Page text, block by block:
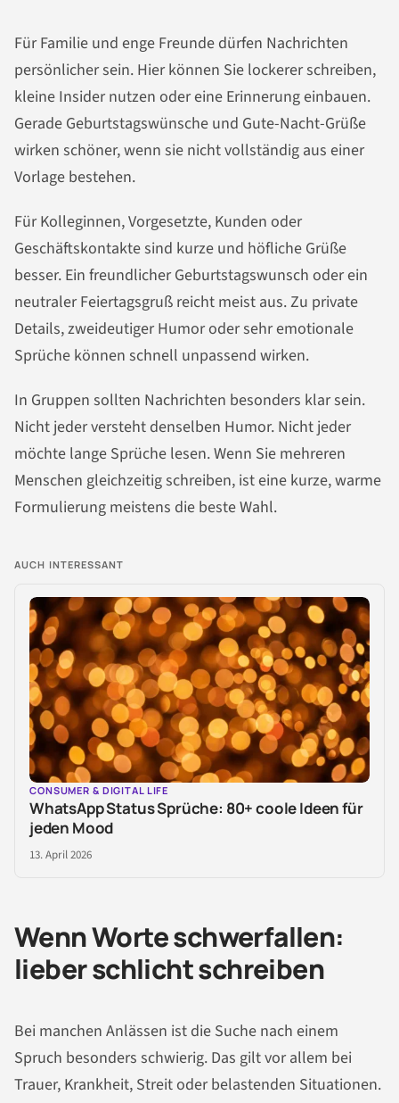
Für Familie und enge Freunde dürfen Nachrichten
persönlicher sein. Hier können Sie lockerer schreiben,
kleine Insider nutzen oder eine Erinnerung einbauen.
Gerade Geburtstagswünsche und Gute-Nacht-Grüße
wirken schöner, wenn sie nicht vollständig aus einer
Vorlage bestehen.
Für Kolleginnen, Vorgesetzte, Kunden oder
Geschäftskontakte sind kurze und höfliche Grüße
besser. Ein freundlicher Geburtstagswunsch oder ein
neutraler Feiertagsgruß reicht meist aus. Zu private
Details, zweideutiger Humor oder sehr emotionale
Sprüche können schnell unpassend wirken.
In Gruppen sollten Nachrichten besonders klar sein.
Nicht jeder versteht denselben Humor. Nicht jeder
möchte lange Sprüche lesen. Wenn Sie mehreren
Menschen gleichzeitig schreiben, ist eine kurze, warme
Formulierung meistens die beste Wahl.
AUCH INTERESSANT
CONSUMER & DIGITAL LIFE
WhatsApp Status Sprüche: 80+ coole Ideen für
jeden Mood
13. April 2026
Wenn Worte schwerfallen:
lieber schlicht schreiben
Bei manchen Anlässen ist die Suche nach einem
Spruch besonders schwierig. Das gilt vor allem bei
Trauer, Krankheit, Streit oder belastenden Situationen.